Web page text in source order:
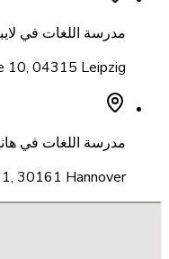
مدرسة اللغات في
10, 04315 Leipzig
مدرسة اللغات في
, 30161 Hannover